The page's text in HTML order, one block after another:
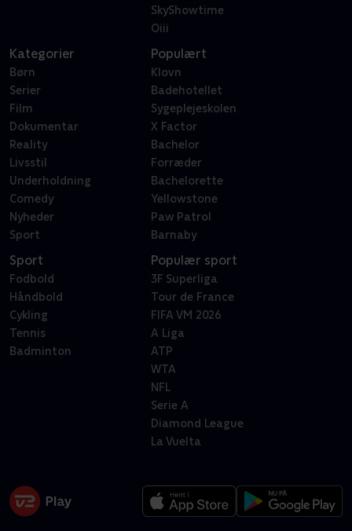
SkyShowtime
Oiii
Kategorier
Børn
Serier
Film
Dokumentar
Reality
Livsstil
Underholdning
Comedy
Nyheder
Sport
Populært
Klovn
Badehotellet
Sygeplejeskolen
X Factor
Bachelor
Forræder
Bachelorette
Yellowstone
Paw Patrol
Barnaby
Sport
Fodbold
Håndbold
Cykling
Tennis
Badminton
Populær sport
3F Superliga
Tour de France
FIFA VM 2026
A Liga
ATP
WTA
NFL
Serie A
Diamond League
La Vuelta